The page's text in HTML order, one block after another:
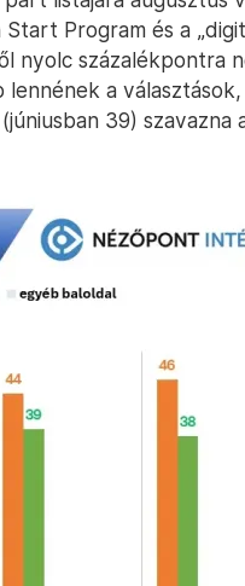
Program és a
nyolc százalékpontra
a választások,
39) szavazna